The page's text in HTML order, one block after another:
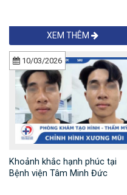
XEM THÊM
10/03/2026
Khoảnh khắc hạnh phúc tại
Bệnh viện Tâm Minh Đức